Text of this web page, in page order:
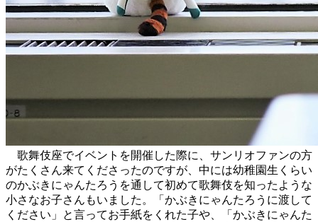
歌舞伎座でイベントを開催した際に、サンリオファンの方
がたくさん来てくださったのですが、中には幼稚園生くらい
のかぶきにゃんたろうを通して初めて歌舞伎を知ったような
小さなお子さんもいました。「かぶきにゃんたろうに渡して
ください」と言ってお手紙をくれた子や、「かぶきにゃんた